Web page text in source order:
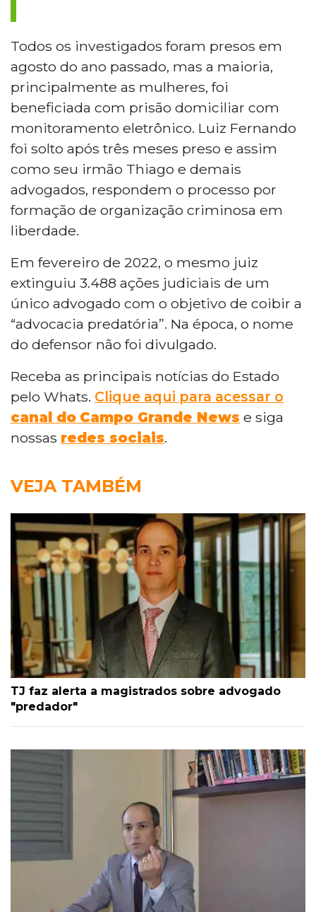
Todos os investigados foram presos em
agosto do ano passado, mas a maioria,
principalmente as mulheres, foi
beneficiada com prisão domiciliar com
monitoramento eletrônico. Luiz Fernando
foi solto após três meses preso e assim
como seu irmão Thiago e demais
advogados, respondem o processo por
formação de organização criminosa em
liberdade.
Em fevereiro de 2022, o mesmo juiz
extinguiu 3.488 ações judiciais de um
único advogado com o objetivo de coibir a
“advocacia predatória”. Na época, o nome
do defensor não foi divulgado.
Receba as principais notícias do Estado
pelo Whats. Clique aqui para acessar o
canal do Campo Grande News e siga
nossas redes sociais.
VEJA TAMBÉM
TJ faz alerta a magistrados sobre advogado
"predador"